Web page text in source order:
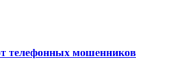
телефонных мошенников